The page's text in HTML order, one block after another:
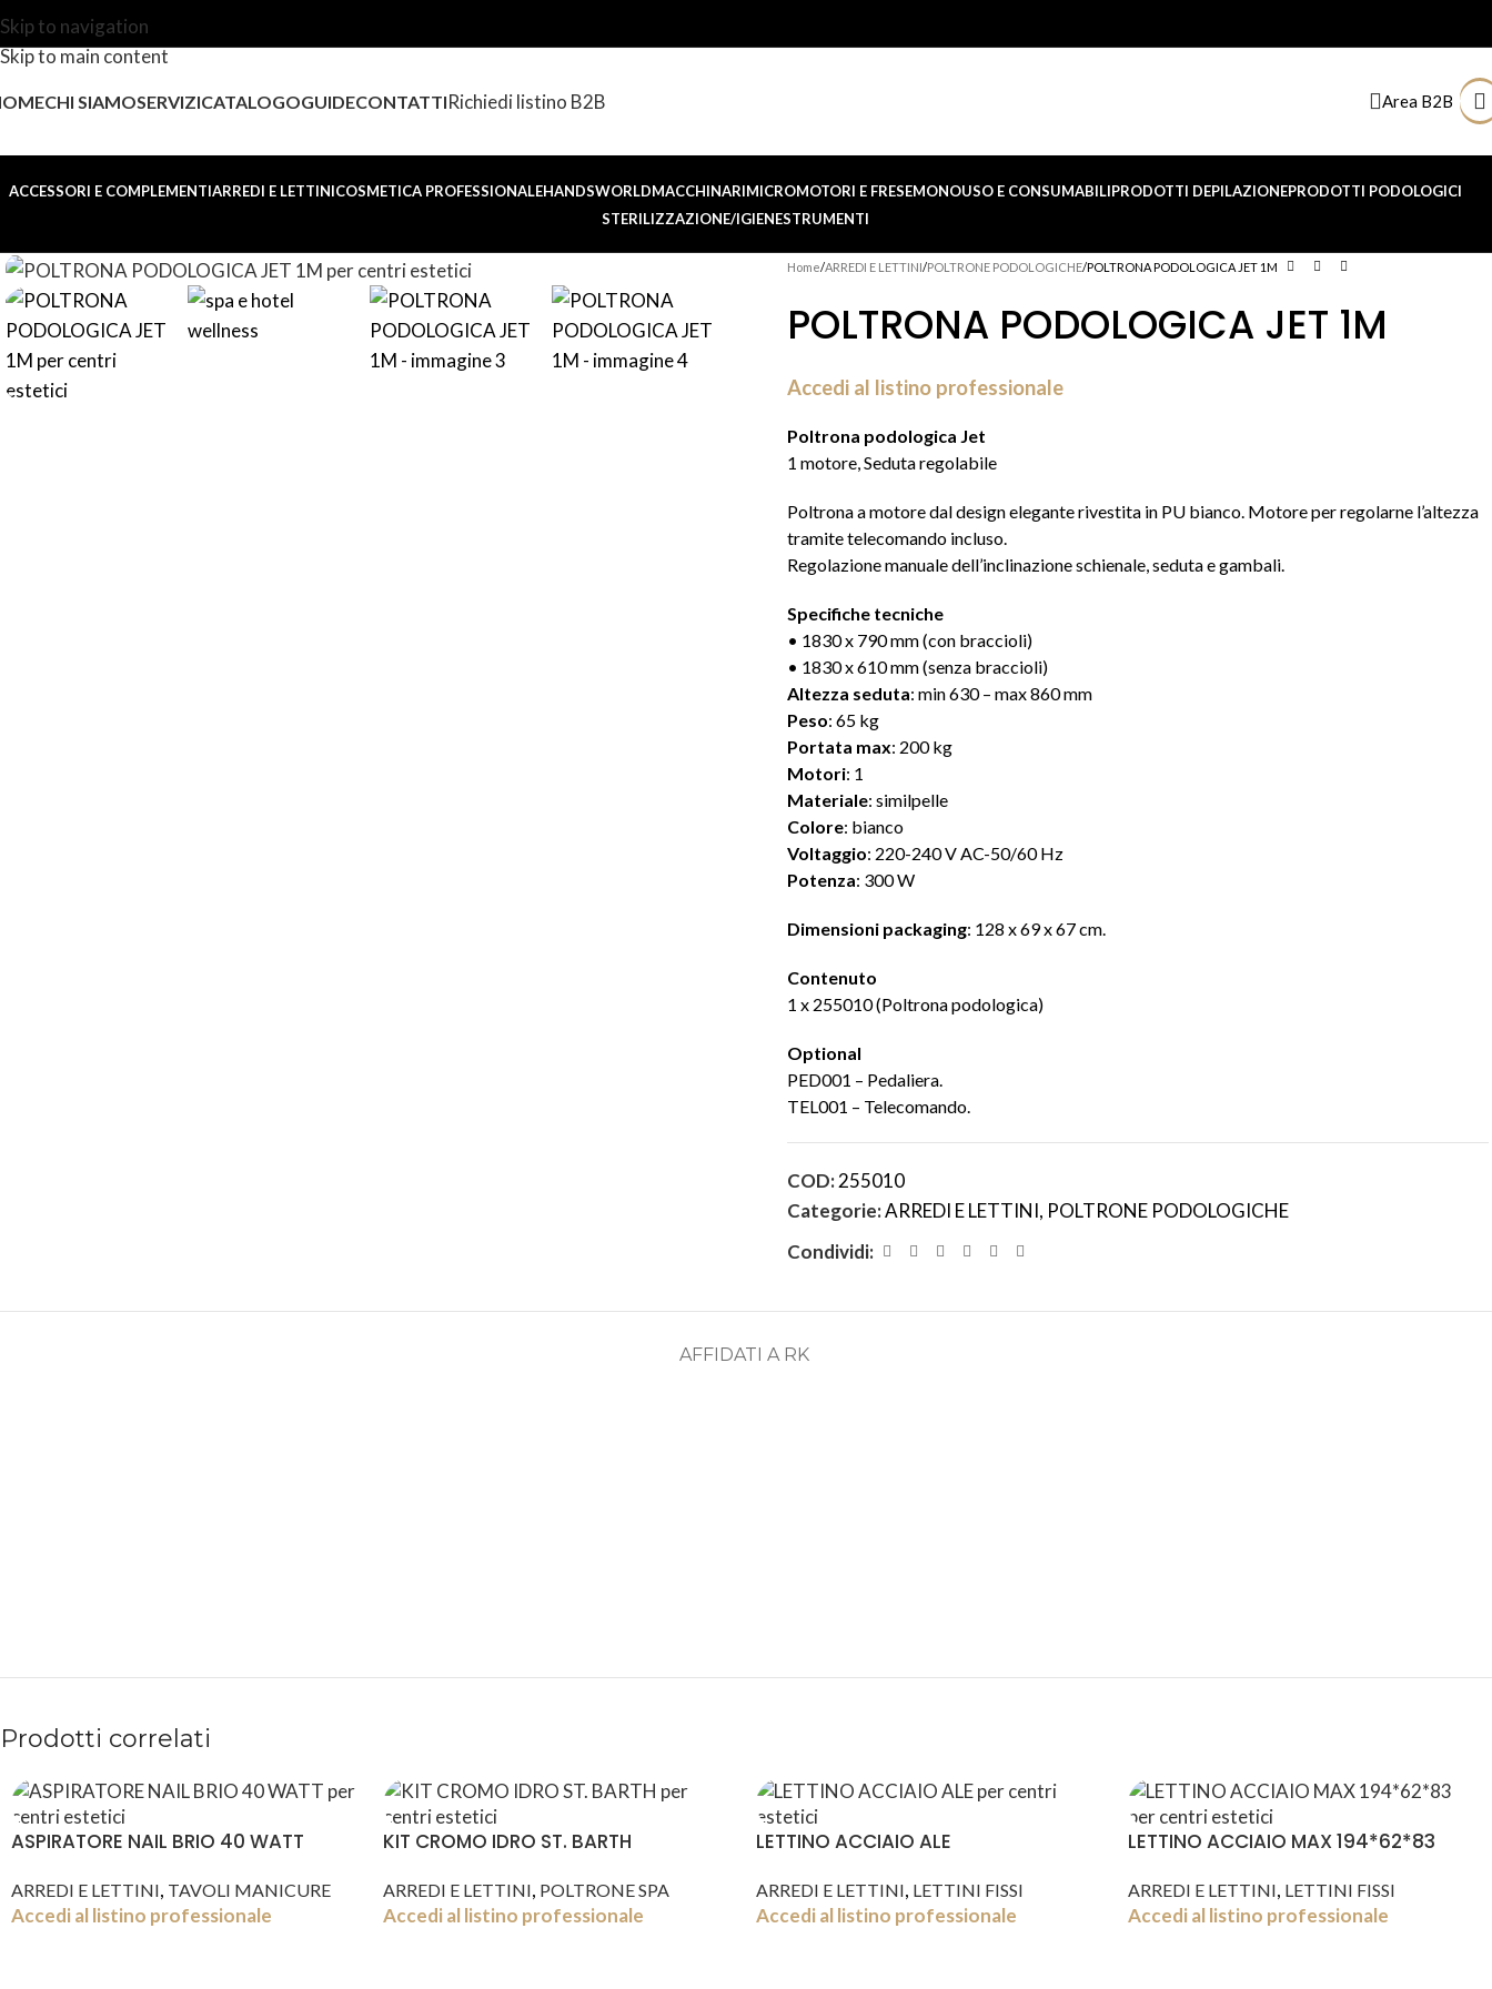
Skip to navigation
Skip to main content
CHI SIAMOSERVIZICATALOGOGUIDECONTATTIRichiedi listino B2B Area B2B
ACCESSORI E COMPLEMENTIARREDI E LETTINICOSMETICA PROFESSIONALEHANDSWORLDMACCHINARIMICROMOTORI E FRESEMONOUSO E CONSUMABILIPRODOTTI DEPILAZIONEPRODOTTI PODOLOGICI
STERILIZZAZIONE/IGIENESTRUMENTI
Home ARREDI E LETTINI POLTRONE PODOLOGICHE POLTRONA PODOLOGICA JET 1M
POLTRONA PODOLOGICA JET 1M
Accedi al listino professionale
Poltrona podologica Jet
1 motore, Seduta regolabile
Poltrona a motore dal design elegante rivestita in PU bianco. Motore per regolarne l’altezza
tramite telecomando incluso.
Regolazione manuale dell’inclinazione schienale, seduta e gambali.
Specifiche tecniche
• 1830 x 790 mm (con braccioli)
• 1830 x 610 mm (senza braccioli)
Altezza seduta: min 630 – max 860 mm
Peso: 65 kg
Portata max: 200 kg
Motori: 1
Materiale: similpelle
Colore: bianco
Voltaggio: 220-240 V AC-50/60 Hz
Potenza: 300 W
Dimensioni packaging: 128 x 69 x 67 cm.
Contenuto
1 x 255010 (Poltrona podologica)
Optional
PED001 – Pedaliera.
TEL001 – Telecomando.
COD:255010
Categorie:ARREDI E LETTINI, POLTRONE PODOLOGICHE
Condividi:
AFFIDATI A RK
Prodotti correlati
ASPIRATORE NAIL BRIO 40 WATT
ARREDI E LETTINI, TAVOLI MANICURE
Accedi al listino professionale
KIT CROMO IDRO ST. BARTH
ARREDI E LETTINI, POLTRONE SPA
Accedi al listino professionale
LETTINO ACCIAIO ALE
ARREDI E LETTINI, LETTINI FISSI
Accedi al listino professionale
LETTINO ACCIAIO MAX 194*62*83
ARREDI E LETTINI, LETTINI FISSI
Accedi al listino professionale